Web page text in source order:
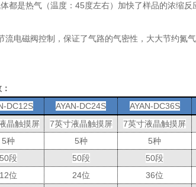
都是热气（温度： 45度左右）加快了样品的浓缩
流电磁阀控制，保证了气路的气密性，大大节约氮气
DC12S AYAN-DC24S AYAN-DC36S
晶触摸屏 7英寸液晶触摸屏 7英寸液晶触摸屏
5种 5种 5种
50段 50段 50段
12位 24位 36位